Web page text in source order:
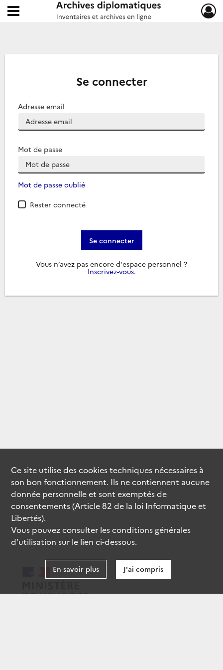
Archives diplomatiques
Ouvrir le menu déroulant
Se connecter
Adresse email
Mot de passe
Mot de passe oublié
Rester connecté
Se connecter
Vous n’avez pas encore d'espace personnel ?
Inscrivez-vous.
Ce site utilise descookiestechniques nécessaires à
son bon fonctionnement. Ils ne contiennent aucune
donnée personnelle et sont exemptés de
consentements (Article 82 de la loi Informatique et
Libertés).
Vous pouvez consulter les conditions générales
d’utilisation sur le lien ci-dessous.
En savoir plus J'ai compris